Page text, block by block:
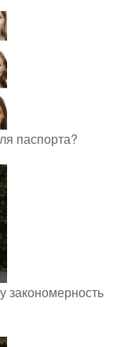
паспорта?
закономерность